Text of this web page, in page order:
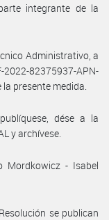
integrante de la
Administrativo, a
82375937-APN-
presente medida.
dése a la
y archívese.
Mordkowicz - Isabel
se publican